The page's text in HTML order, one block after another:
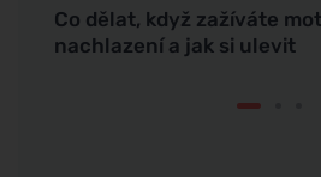
Co dělat, když zažíváte
nachlazení a jak si ulevit